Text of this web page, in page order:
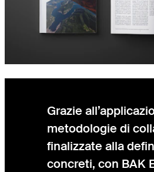
Grazie
metodologie di
finalizzate alla
concreti, con BAK